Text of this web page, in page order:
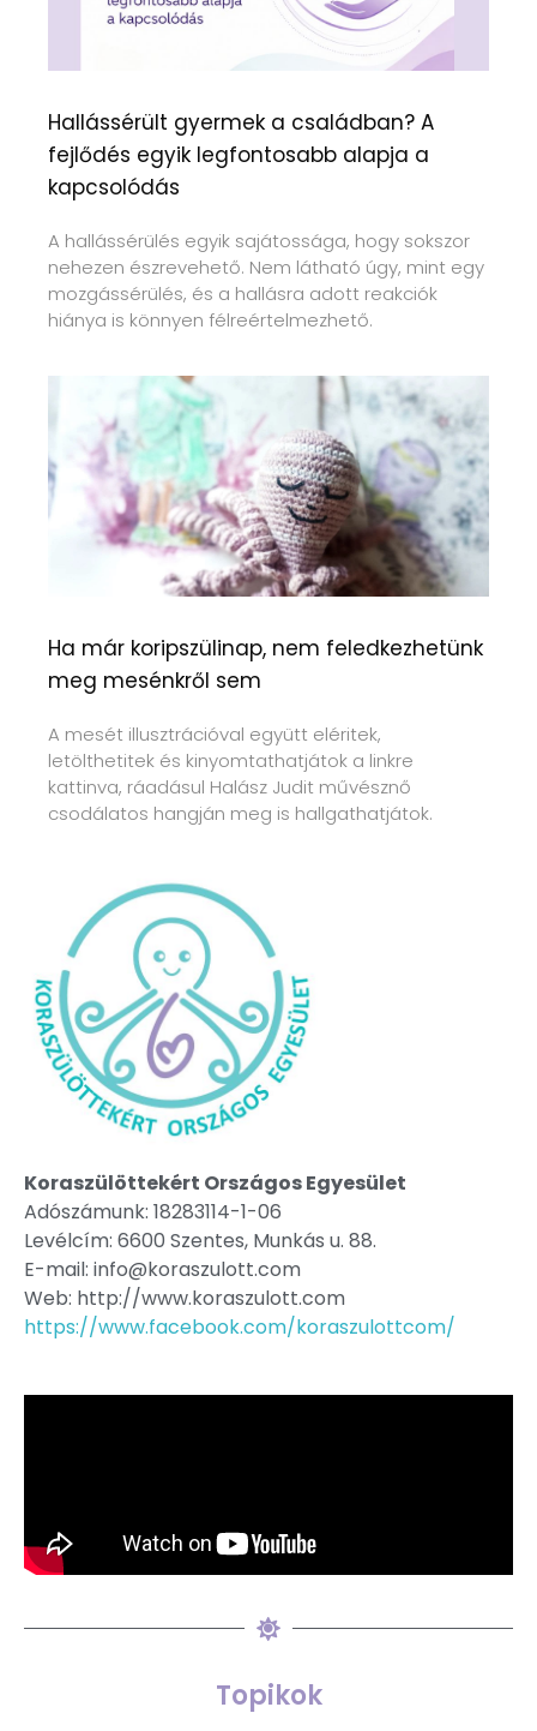
Hallássérült gyermek a családban? A
fejlődés egyik legfontosabb alapja a
kapcsolódás
A hallássérülés egyik sajátossága, hogy sokszor
nehezen észrevehető. Nem látható úgy, mint egy
mozgássérülés, és a hallásra adott reakciók
hiánya is könnyen félreértelmezhető.
Ha már koripszülinap, nem feledkezhetünk
meg mesénkről sem
A mesét illusztrációval együtt eléritek,
letölthetitek és kinyomtathatjátok a linkre
kattinva, ráadásul Halász Judit művésznő
csodálatos hangján meg is hallgathatjátok.
Koraszülöttekért Országos Egyesület
Adószámunk: 18283114-1-06
Levélcím: 6600 Szentes, Munkás u. 88.
E-mail: info@koraszulott.com
Web: http://www.koraszulott.com
https://www.facebook.com/koraszulottcom/
Topikok